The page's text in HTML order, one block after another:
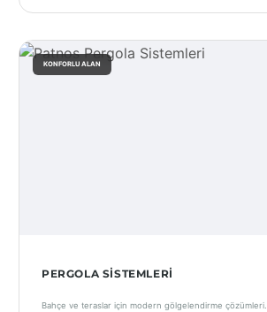
KONFORLU ALAN
PERGOLA SISTEMLERI
Bahçe ve teraslar için modern gölgelendirme çözümleri.